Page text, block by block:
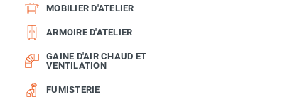
MOBILIER D'ATELIER
ARMOIRE D'ATELIER
GAINE D'AIR CHAUD ET
VENTILATION
FUMISTERIE